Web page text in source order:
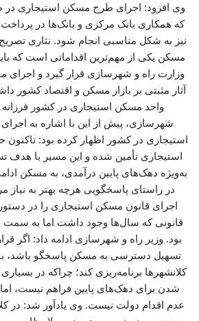
وی افزود: اجرای طرح مسکن استیجاری در
که همکاری بانک مرکزی و بانک‌ها در
نیز به شکل مناسبی انجام شود. نثاری تصریح
مسکن یکی از مهم‌ترین اقداماتی است که
وزارت راه و شهرسازی قرار گیرد و اجرای
واحد مسکن استیجاری در کشور فرزانه
شهرسازی، پیش از این با اشاره به
استیجاری تأمین شده و این مسیر با هدف
به‌ویژه دهک‌های پایین درآمدی، به مسکن
در راستای پاسخگویی هرچه بهتر به نیاز
اجرای قانون مسکن استیجاری را در
قانونی که سال‌ها وجود داشت اما به
بود. وزیر راه و شهرسازی ادامه داد: اگر
تسهیل دسترسی به مسکن پاسخگو باشد،
کلانشهرها برنامه‌ریزی کند؛ چراکه در بسیاری
شدن برای دهک‌های پایین فراهم نیست،
عدم اقدام دولت نیست. وی یادآور شد: در